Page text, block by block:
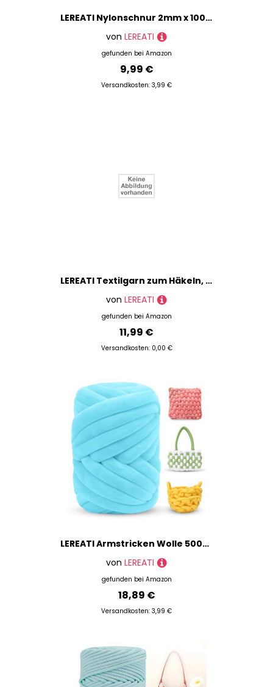
LEREATI Nylonschnur 2mm x 100m Nylonfaden Nylon Perlenschnur Satinkordel, Makramee Schnur Nylonschnur für Armbänder Perlen Auffädeln Halskette Schmuckherstellung DIY Handwerk (Hellviolett)
von LEREATI
gefunden bei Amazon
9,99 €
Versandkosten: 3,99 €
LEREATI Textilgarn zum Häkeln, 2.5mm x 150m Häkelgarn für Taschen, Baumwollgarn Flach Taschengarn, Bändchengarn zum Häkeln Taschen, Korb, Wandbehang, DIY Handwerk (Himmelblau)
von LEREATI
gefunden bei Amazon
11,99 €
Versandkosten: 0,00 €
LEREATI Armstricken Wolle 500g Dicke Wolle zum Handstricken Chunky Yarn Schlauchgarn Häkelwolle Dickes Garn zum Häkeln Stricken, für Anfänger, Decken, Tasche, Handstrickgarn (Aqua Blau)
von LEREATI
gefunden bei Amazon
18,89 €
Versandkosten: 3,99 €